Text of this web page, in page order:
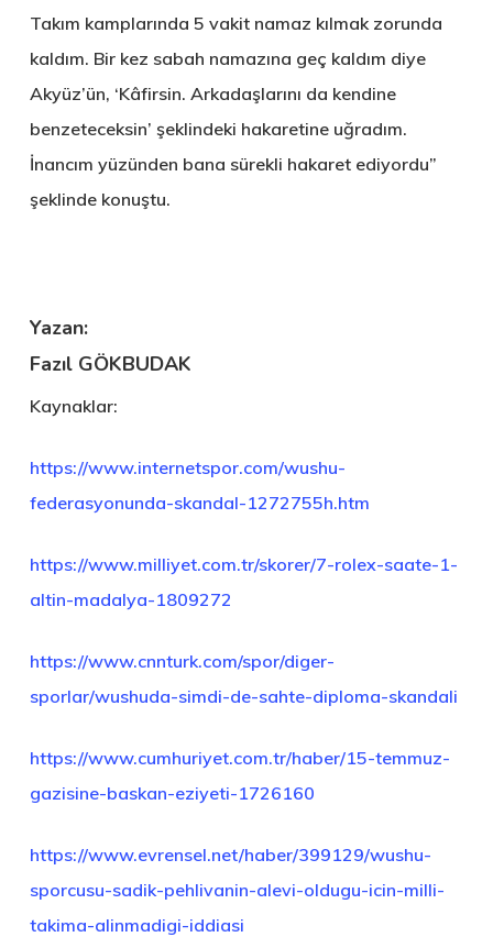
Takım kamplarında 5 vakit namaz kılmak zorunda
kaldım. Bir kez sabah namazına geç kaldım diye
Akyüz’ün, ‘Kâfirsin. Arkadaşlarını da kendine
benzeteceksin’ şeklindeki hakaretine uğradım.
İnancım yüzünden bana sürekli hakaret ediyordu”
şeklinde konuştu.
Yazan:
Fazıl GÖKBUDAK
Kaynaklar:
https://www.internetspor.com/wushu-
federasyonunda-skandal-1272755h.htm
https://www.milliyet.com.tr/skorer/7-rolex-saate-1-
altin-madalya-1809272
https://www.cnnturk.com/spor/diger-
sporlar/wushuda-simdi-de-sahte-diploma-skandali
https://www.cumhuriyet.com.tr/haber/15-temmuz-
gazisine-baskan-eziyeti-1726160
https://www.evrensel.net/haber/399129/wushu-
sporcusu-sadik-pehlivanin-alevi-oldugu-icin-milli-
takima-alinmadigi-iddiasi